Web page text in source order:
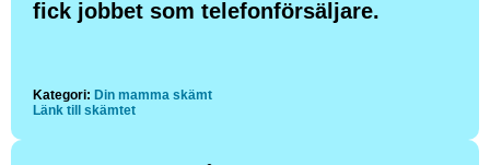
fick jobbet som telefonförsäljare.
Kategori: Din mamma skämt
Länk till skämtet